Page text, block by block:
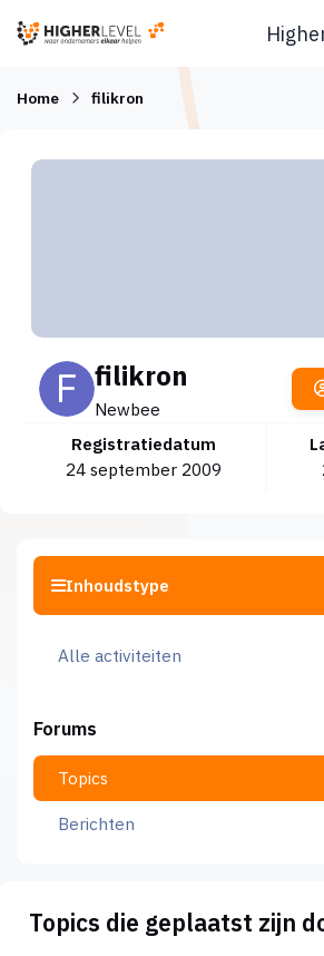
Home filikron
filikron
Newbee
Registratiedatum
24 september 2009
Inhoudstype
Alle activiteiten
Forums
Topics
Berichten
Topics die geplaatst zijn